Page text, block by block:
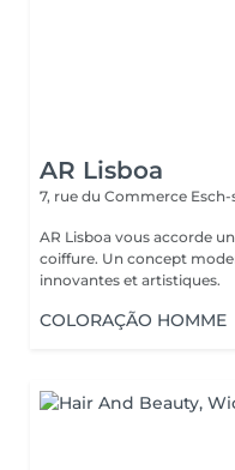
AR Lisboa
7, rue du Commerce
AR Lisboa vous accorde
coiffure. Un concept
innovantes et artistiques.
COLORAÇÃO HOMME